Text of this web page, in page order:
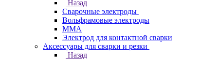
Назад
Сварочные электроды
Вольфрамовые электроды
ММА
Электрод для контактной сварки
Аксессуары для сварки и резки
Назад